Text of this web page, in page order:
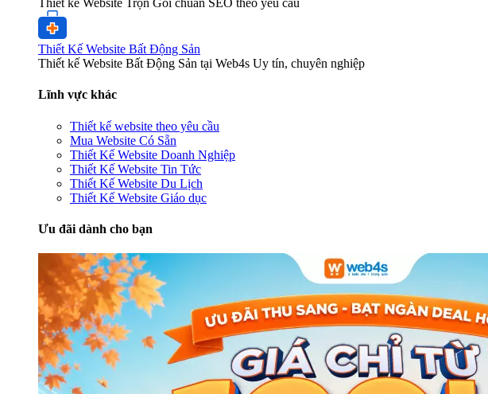
Thiết kế Website Trọn Gói chuẩn SEO theo yêu cầu
Thiết Kế Website Bất Động Sản
Thiết kế Website Bất Động Sản tại Web4s Uy tín, chuyên nghiệp
Lĩnh vực khác
Thiết kế website theo yêu cầu
Mua Website Có Sẵn
Thiết Kế Website Doanh Nghiệp
Thiết Kế Website Tin Tức
Thiết Kế Website Du Lịch
Thiết Kế Website Giáo dục
Ưu đãi dành cho bạn